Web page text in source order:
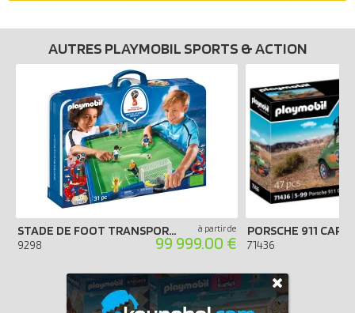
AUTRES PLAYMOBIL SPORTS & ACTION
STADE DE FOOT TRANSPORTABLE FIFA - RUSSIE 2018
9298
à partir de
99 999.00 € 71436